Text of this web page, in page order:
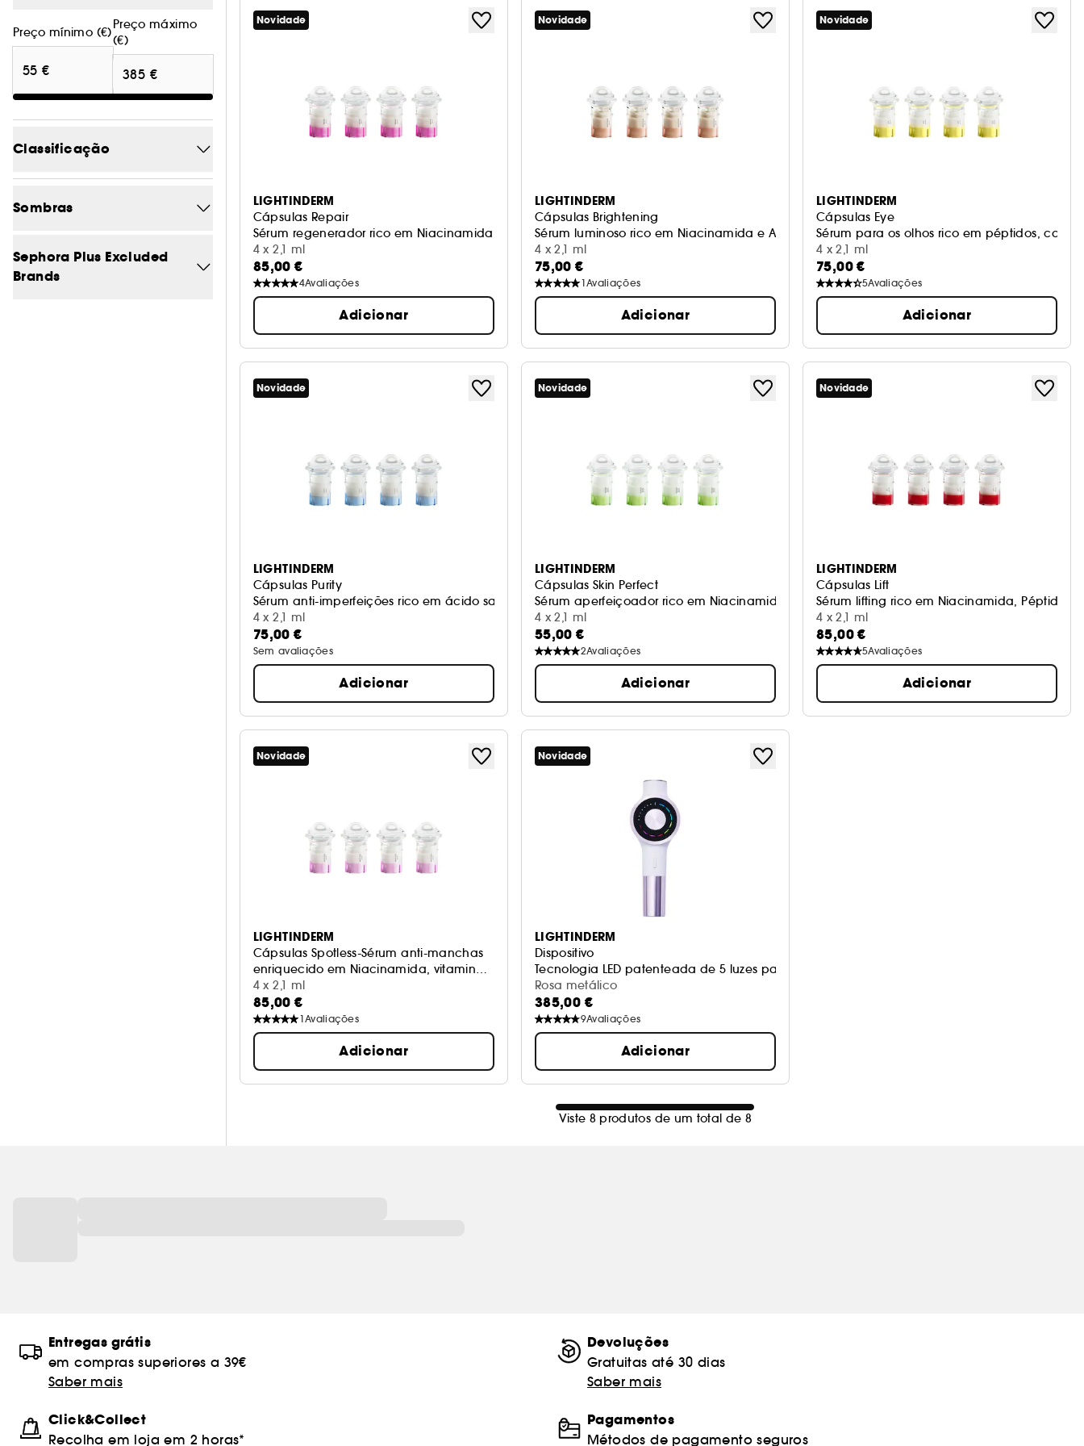
Preço mínimo (€)
Preço máximo
(€)
Classificação
3/5 7
Sombras
Azul 0
Bege
Sephora Plus Excluded
Brands
Novidade
LIGHTINDERM
Cápsulas Repair
Sérum regenerador rico em Niacinamida, Fotoliase, Péptidos
4 x 2,1 ml
85,00 €
4Avaliações
Adicionar
Novidade
LIGHTINDERM
Cápsulas Brightening
Sérum luminoso rico em Niacinamida e Andrographis, Vit. C
4 x 2,1 ml
75,00 €
1Avaliações
Adicionar
Novidade
LIGHTINDERM
Cápsulas Eye
Sérum para os olhos rico em péptidos,
4 x 2,1 ml
75,00 €
5Avaliações
Adicionar
Novidade
LIGHTINDERM
Cápsulas Purity
Sérum anti-imperfeições rico em ácido salicílico e HA
4 x 2,1 ml
75,00 €
Sem avaliações
Adicionar
Novidade
LIGHTINDERM
Cápsulas Skin Perfect
Sérum aperfeiçoador rico em Niacinamida, HA e Vit. C
4 x 2,1 ml
55,00 €
2Avaliações
Adicionar
Novidade
LIGHTINDERM
Cápsulas Lift
Sérum lifting rico em Niacinamida, Péptidos e
4 x 2,1 ml
85,00 €
5Avaliações
Adicionar
Novidade
LIGHTINDERM
Cápsulas Spotless-Sérum anti-manchas
enriquecido em Niacinamida, vitamina
C e HA
4 x 2,1 ml
85,00 €
1Avaliações
Adicionar
Novidade
LIGHTINDERM
Dispositivo
Tecnologia LED patenteada de 5 luzes para regenerar a pele
Rosa metálico
385,00 €
9Avaliações
Adicionar
Viste 8 produtos de um total de 8
Entregas grátis
em compras superiores a 39€
Saber mais
Devoluções
Gratuitas até 30 dias
Saber mais
Click&Collect
Recolha em loja em 2 horas*
Pagamentos
Métodos de pagamento seguros